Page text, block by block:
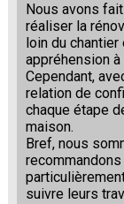
Nous avons
réaliser la
loin du
appréhension
Cependant,
relation de
chaque étape
maison.
Bref, nous
recommandons
suivre leurs